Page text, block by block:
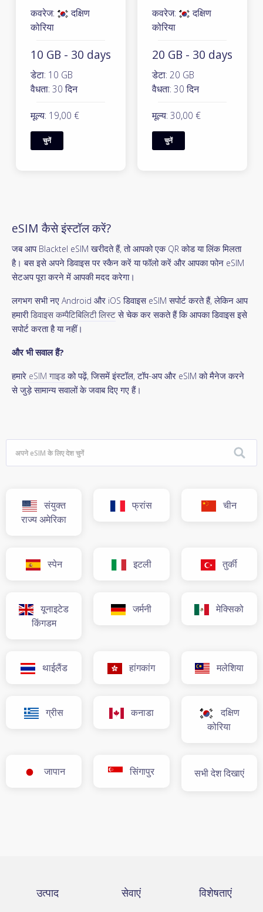
कवरेज:
दक्षिण
कोरिया
10 GB - 30 days
डेटा: 10 GB
वैधता: 30 दिन
मूल्य: 19,00 €
चुनें
कवरेज:
दक्षिण
कोरिया
20 GB - 30 days
डेटा: 20 GB
वैधता: 30 दिन
मूल्य: 30,00 €
चुनें
eSIM कैसे इंस्टॉल करें?
जब आप Blacktel eSIM खरीदते हैं, तो आपको एक QR कोड या लिंक मिलता
है। बस इसे अपने डिवाइस पर स्कैन करें या फॉलो करें और आपका फोन eSIM
सेटअप पूरा करने में आपकी मदद करेगा।
लगभग सभी नए Android और iOS डिवाइस eSIM सपोर्ट करते हैं, लेकिन आप
हमारीडिवाइस कम्पैटिबिलिटी लिस्टसे चेक कर सकते हैं कि आपका डिवाइस इसे
सपोर्ट करता है या नहीं।
और भी सवाल हैं?
हमारे eSIM गाइडको पढ़ें, जिसमें इंस्टॉल, टॉप-अप और eSIM को मैनेज करने
से जुड़े सामान्य सवालों के जवाब दिए गए हैं।
संयुक्त
राज्य अमेरिका
फ्रांस चीन
स्पेन इटली तुर्की
यूनाइटेड
किंगडम
जर्मनी मेक्सिको
थाईलैंड हांगकांग मलेशिया
ग्रीस कनाडा
दक्षिण
कोरिया
जापान सिंगापुर सभी देश दिखाएं
उत्पाद सेवाएं विशेषताएं